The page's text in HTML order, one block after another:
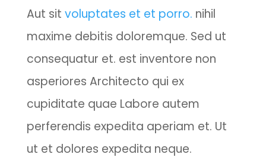
Aut sit voluptates et et porro. nihil
maxime debitis doloremque. Sed ut
consequatur et. est inventore non
asperiores Architecto qui ex
cupiditate quae Labore autem
perferendis expedita aperiam et. Ut
ut et dolores expedita neque.